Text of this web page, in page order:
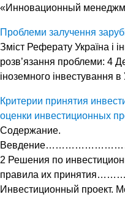
«Инновационный
Проблеми залучення
Змiст Реферату Україна і
розв’язання проблеми: 4
іноземного інвес­тування в
Критерии принятия
оценки инвестиционных
Содержание.
2 Решения по
правила их
Инвестиционный проект.